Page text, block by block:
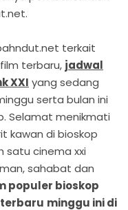
terkait
terbaru, jadwal
XXI yang sedang
serta bulan ini
Selamat menikmati
kawan di bioskop
satu cinema xxi
sahabat dan
populer bioskop
terbaru minggu ini di